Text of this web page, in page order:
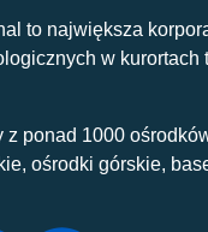
to największa
w kurortach
z ponad 1000
ośrodki górskie,